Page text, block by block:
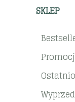
SKLEP